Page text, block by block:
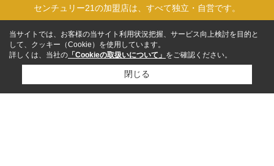
センチュリー21の加盟店は、すべて独立・自営です。
当サイトでは、お客様の当サイト利用状況把握、サービス向上検討を目的と
して、クッキー（Cookie）を使用しています。
詳しくは、当社の 「Cookieの取扱いについて」 をご確認ください。
閉じる